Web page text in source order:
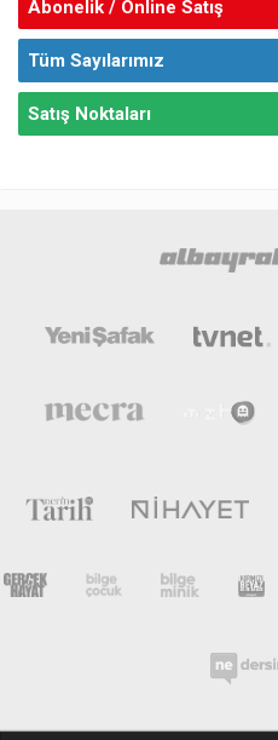
Abonelik / Online Satış
Tüm Sayılarımız
Satış Noktaları